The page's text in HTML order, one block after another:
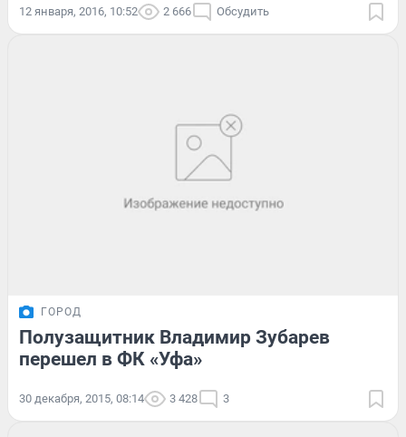
12 января, 2016, 10:52 2 666 Обсудить
ГОРОД
Полузащитник Владимир Зубарев
перешел в ФК «Уфа»
30 декабря, 2015, 08:14 3 428 3